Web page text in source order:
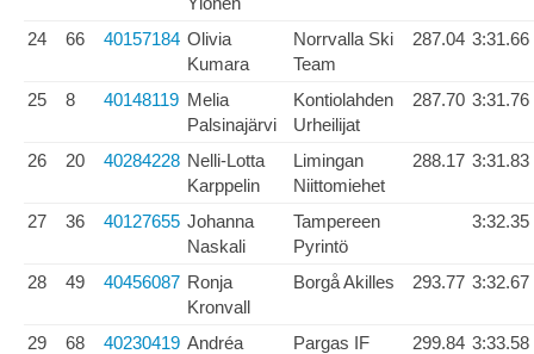
24 66 40157184 Olivia
Kumara
Norrvalla Ski
Team
287.04 3:31.66
25 8 40148119 Melia
Palsinajärvi
Kontiolahden
Urheilijat
287.70 3:31.76
26 20 40284228 Nelli-Lotta
Karppelin
Limingan
Niittomiehet
288.17 3:31.83
27 36 40127655 Johanna
Naskali
Tampereen
Pyrintö
3:32.35
28 49 40456087 Ronja
Kronvall
Borgå Akilles 293.77 3:32.67
29 68 40230419 Andréa
Pargas IF 299.84 3:33.58